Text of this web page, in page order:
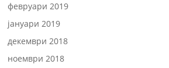
февруари 2019
јануари 2019
декември 2018
ноември 2018